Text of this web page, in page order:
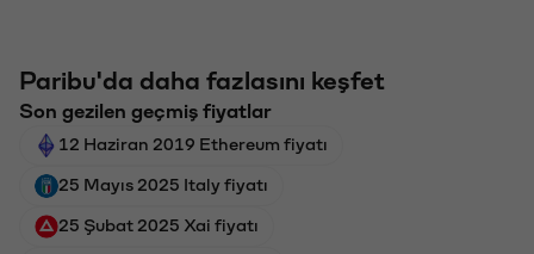
Paribu'da daha fazlasını keşfet
Son gezilen geçmiş fiyatlar
12 Haziran 2019 Ethereum fiyatı
25 Mayıs 2025 Italy fiyatı
25 Şubat 2025 Xai fiyatı